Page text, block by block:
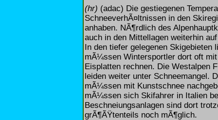
(hr) (adac) Die gestiegenen
SchneeverhÃ¤ltnissen in den
anhaben. NÃ¶rdlich des
auch in den Mittellagen weiterhin
In den tiefer gelegenen
mÃ¼ssen Wintersportler dort oft
Eisplatten rechnen. Die Westalpen
leiden weiter unter Schneemangel.
mÃ¼ssen mit Kunstschnee
mÃ¼ssen sich Skifahrer in Italien
Beschneiungsanlagen sind dort
grÃ¶ÃŸtenteils noch mÃ¶glich.